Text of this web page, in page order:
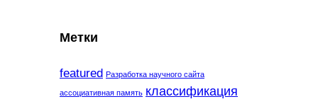
Метки
featured Разработка научного сайта
ассоциативная память классификация